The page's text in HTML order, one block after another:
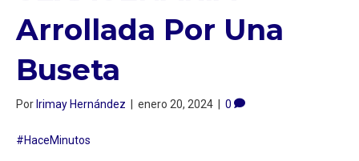
Arrollada Por Una
Buseta
PorIrimay Hernández | enero 20, 2024 | 0
#HaceMinutos